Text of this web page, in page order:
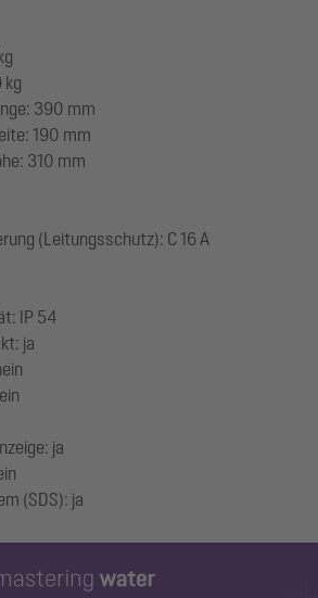
kg
390 mm
190 mm
310 mm
(Leitungsschutz): C 16 A
IP 54
ja
ja